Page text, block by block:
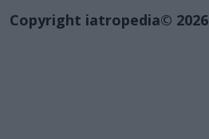
Copyright iatropedia© 2026